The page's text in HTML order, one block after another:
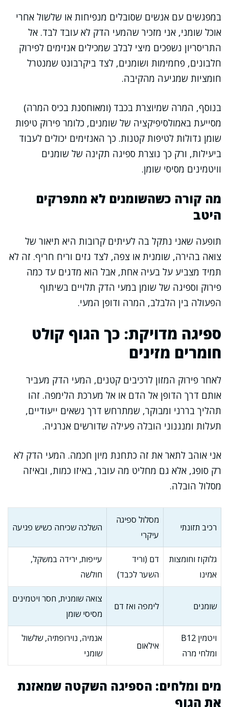
במפגשים עם אנשים שסובלים מנפיחות או שלשול אחרי
אוכל שומני, אני מזכיר שהמעי הדק לא עובד לבד. אל
התריסריון נשפכים מיצי לבלב שמכילים אנזימים לפירוק
חלבונים, פחמימות ושומנים, לצד ביקרבונט שמנטרל
חומציות שמגיעה מהקיבה.
בנוסף, המרה שמיוצרת בכבד (ומאוחסנת בכיס המרה)
מסייעת באמולסיפיקציה של שומנים, כלומר פירוק טיפות
שומן גדולות לטיפות קטנות. כך האנזימים יכולים לעבוד
ביעילות, ורק כך נוצרת ספיגה תקינה של שומנים
וויטמינים מסיסי שומן.
מה קורה כשהשומנים לא מתפרקים
היטב
תופעה שאני נתקל בה לעיתים קרובות היא תיאור של
צואה בהירה, שומנית או צפה, לצד גזים וריח חריף. זה לא
תמיד מצביע על בעיה אחת, אבל הוא מדגים עד כמה
פירוק וספיגה של שומן במעי הדק תלויים בשיתוף
הפעולה בין הלבלב, המרה ודופן המעי.
ספיגה מדויקת: כך הגוף קולט
חומרים מזינים
לאחר פירוק המזון לרכיבים קטנים, המעי הדק מעביר
אותם דרך הדופן אל הדם או אל מערכת הלימפה. זהו
תהליך בררני ומבוקר, שמתרחש דרך נשאים ייעודיים,
תעלות ומנגנוני הובלה פעילה שדורשים אנרגיה.
אני אוהב לתאר את זה כתחנת מיון חכמה. המעי הדק לא
רק סופג, אלא גם מחליט מה עובר, באיזו כמות, ובאיזה
מסלול הובלה.
רכיב תזונתי
מסלול ספיגה
עיקרי
השלכה שכיחה כשיש פגיעה
גלוקוז וחומצות
אמינו
דם (וריד
השער לכבד)
עייפות, ירידה במשקל,
חולשה
שומנים לימפה ואז דם
צואה שומנית, חסר ויטמינים
מסיסי שומן
ויטמין B12
ומלחי מרה
אילאום
אנמיה, נוירופתיה, שלשול
שומני
מים ומלחים: הספיגה השקטה שמאזנת
את הגוף